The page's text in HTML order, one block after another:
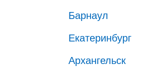
Барнаул
Екатеринбург
Архангельск